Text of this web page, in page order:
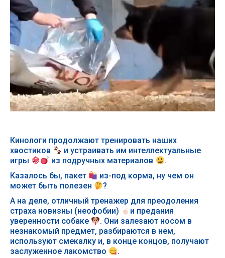
Кинологи продолжают тренировать наших
хвостиков
и устраивать им интеллектуальные
игры
из подручных материалов
.
Казалось бы, пакет
из-под корма, ну чем он
может быть полезен
?
А на деле, отличный тренажер для преодоления
страха новизны (неофобии)
и предания
уверенности собаке
. Они залезают носом в
незнакомый предмет, разбираются в нем,
используют смекалку и, в конце концов, получают
заслуженное лакомство
.